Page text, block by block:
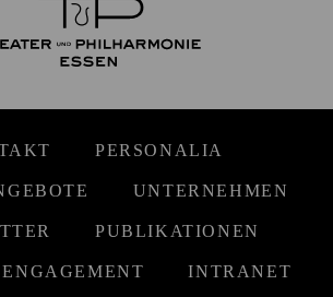
PERSONALIA
UNTERNEHMEN
PUBLIKATIONEN
ENGAGEMENT INTRANET